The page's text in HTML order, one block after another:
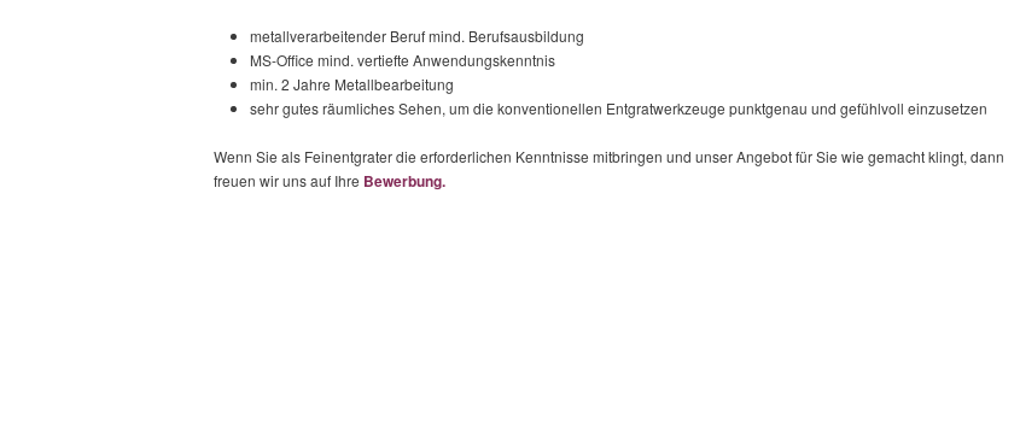
metallverarbeitender Beruf mind. Berufsausbildung
MS-Office mind. vertiefte Anwendungskenntnis
min. 2 Jahre Metallbearbeitung
sehr gutes räumliches Sehen, um die konventionellen Entgratwerkzeuge punktgenau und gefühlvoll einzusetzen
Wenn Sie als Feinentgrater die erforderlichen Kenntnisse mitbringen und unser Angebot für Sie wie gemacht klingt, dann
freuen wir uns auf Ihre Bewerbung.